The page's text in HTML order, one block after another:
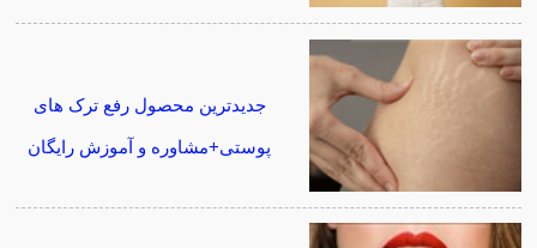
جدیدترین محصول رفع ترک های
پوستی+مشاوره و آموزش رایگان